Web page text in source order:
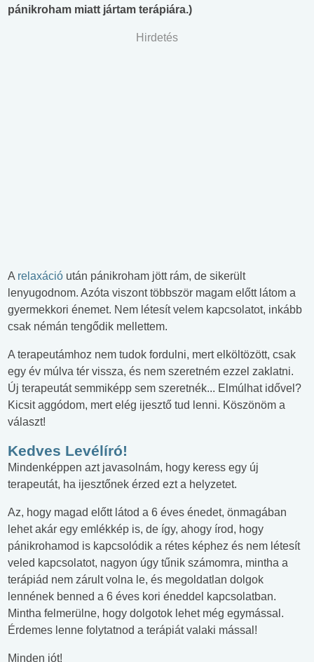
pánikroham miatt jártam terápiára.)
Hirdetés
A relaxáció után pánikroham jött rám, de sikerült
lenyugodnom. Azóta viszont többször magam előtt látom a
gyermekkori énemet. Nem létesít velem kapcsolatot, inkább
csak némán tengődik mellettem.
A terapeutámhoz nem tudok fordulni, mert elköltözött, csak
egy év múlva tér vissza, és nem szeretném ezzel zaklatni.
Új terapeutát semmiképp sem szeretnék... Elmúlhat idővel?
Kicsit aggódom, mert elég ijesztő tud lenni. Köszönöm a
választ!
Kedves Levélíró!
Mindenképpen azt javasolnám, hogy keress egy új
terapeutát, ha ijesztőnek érzed ezt a helyzetet.
Az, hogy magad előtt látod a 6 éves énedet, önmagában
lehet akár egy emlékkép is, de így, ahogy írod, hogy
pánikrohamod is kapcsolódik a rétes képhez és nem létesít
veled kapcsolatot, nagyon úgy tűnik számomra, mintha a
terápiád nem zárult volna le, és megoldatlan dolgok
lennének benned a 6 éves kori éneddel kapcsolatban.
Mintha felmerülne, hogy dolgotok lehet még egymással.
Érdemes lenne folytatnod a terápiát valaki mással!
Minden jót!